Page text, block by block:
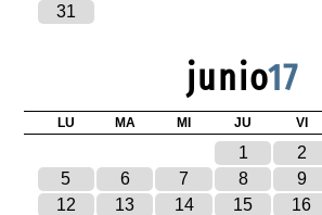
31
junio17
LU MA MI JU VI
1 2
5
6 7 8 9
12
13 14 15 16